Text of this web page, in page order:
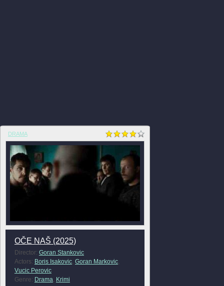
DRAMA
OČE NAŠ (2025)
Director: Goran Stankovic
Actors: Boris Isakovic, Goran Markovic,
Vucic Perovic
Genre: Drama Krimi